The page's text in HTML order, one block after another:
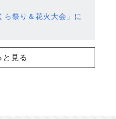
ら祭り＆花火大会」に
と見る